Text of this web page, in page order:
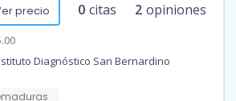
precio 0 citas 2 opiniones
Diagnóstico San Bernardino